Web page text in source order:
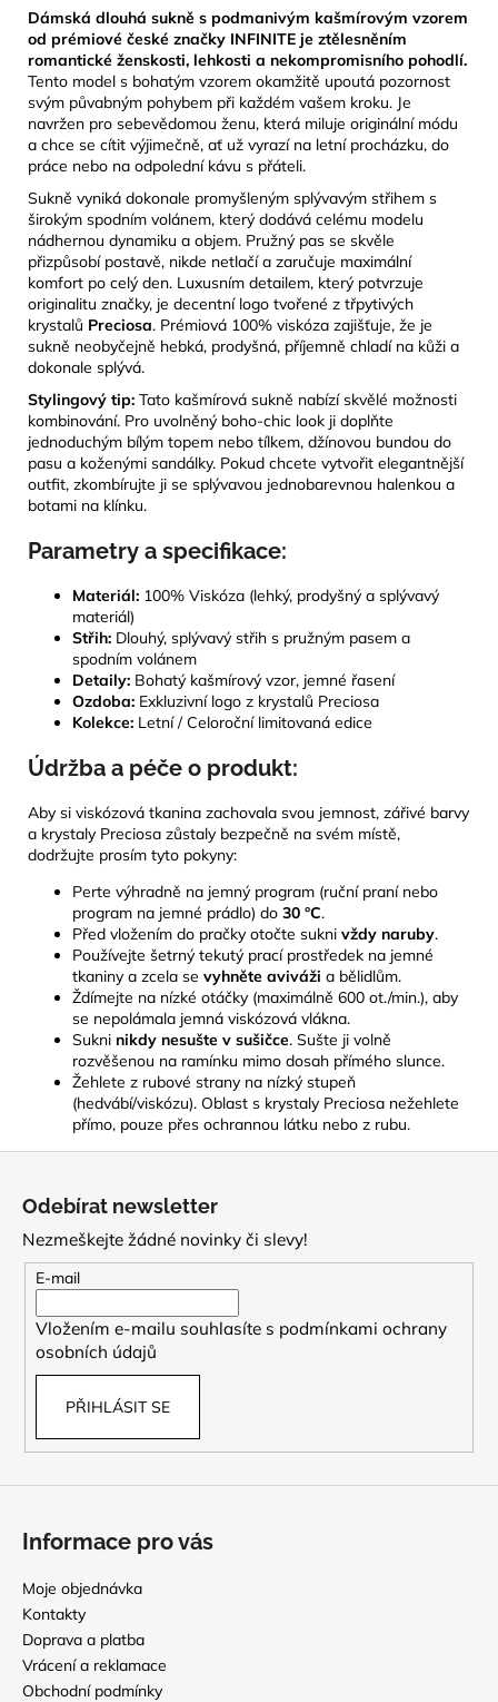
Dámská dlouhá sukně s podmanivým kašmírovým vzorem
od prémiové české značky INFINITE je ztělesněním
romantické ženskosti, lehkosti a nekompromisního pohodlí.
Tento model s bohatým vzorem okamžitě upoutá pozornost
svým půvabným pohybem při každém vašem kroku. Je
navržen pro sebevědomou ženu, která miluje originální módu
a chce se cítit výjimečně, ať už vyrazí na letní procházku, do
práce nebo na odpolední kávu s přáteli.
Sukně vyniká dokonale promyšleným splývavým střihem s
širokým spodním volánem, který dodává celému modelu
nádhernou dynamiku a objem. Pružný pas se skvěle
přizpůsobí postavě, nikde netlačí a zaručuje maximální
komfort po celý den. Luxusním detailem, který potvrzuje
originalitu značky, je decentní logo tvořené z třpytivých
krystalů Preciosa. Prémiová 100% viskóza zajišťuje, že je
sukně neobyčejně hebká, prodyšná, příjemně chladí na kůži a
dokonale splývá.
Stylingový tip: Tato kašmírová sukně nabízí skvělé možnosti
kombinování. Pro uvolněný boho-chic look ji doplňte
jednoduchým bílým topem nebo tílkem, džínovou bundou do
pasu a koženými sandálky. Pokud chcete vytvořit elegantnější
outfit, zkombírujte ji se splývavou jednobarevnou halenkou a
botami na klínku.
Parametry a specifikace:
Materiál: 100% Viskóza (lehký, prodyšný a splývavý
materiál)
Střih: Dlouhý, splývavý střih s pružným pasem a
spodním volánem
Detaily: Bohatý kašmírový vzor, jemné řasení
Ozdoba: Exkluzivní logo z krystalů Preciosa
Kolekce: Letní / Celoroční limitovaná edice
Údržba a péče o produkt:
Aby si viskózová tkanina zachovala svou jemnost, zářivé barvy
a krystaly Preciosa zůstaly bezpečně na svém místě,
dodržujte prosím tyto pokyny:
Perte výhradně na jemný program (ruční praní nebo
program na jemné prádlo) do 30 °C.
Před vložením do pračky otočte sukni vždy naruby.
Používejte šetrný tekutý prací prostředek na jemné
tkaniny a zcela se vyhněte aviváži a bělidlům.
Ždímejte na nízké otáčky (maximálně 600 ot./min.), aby
se nepolámala jemná viskózová vlákna.
Sukni nikdy nesušte v sušičce. Sušte ji volně
rozvěšenou na ramínku mimo dosah přímého slunce.
Žehlete z rubové strany na nízký stupeň
(hedvábí/viskózu). Oblast s krystaly Preciosa nežehlete
přímo, pouze přes ochrannou látku nebo z rubu.
Odebírat newsletter
Nezmeškejte žádné novinky či slevy!
E-mail
Vložením e-mailu souhlasíte s podmínkami ochrany
osobních údajů
PŘIHLÁSIT SE
Informace pro vás
Moje objednávka
Kontakty
Doprava a platba
Vrácení a reklamace
Obchodní podmínky